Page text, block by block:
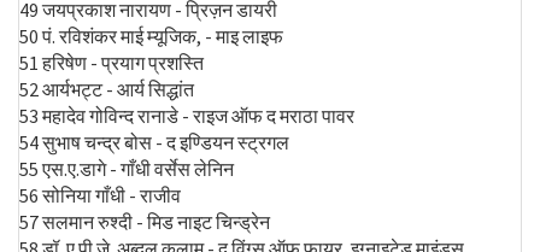
49 जयप्रकाश नारायण - प्रिज़न डायरी
50 पं. रविशंकर माई म्यूजिक, - माइ लाइफ
51 हरिषेण - प्रयाग प्रशस्ति
52 आर्यभट्ट - आर्य सिद्धांत
53 महादेव गोविन्द रानाडे - राइज ऑफ द मराठा पावर
54 सुभाष चन्द्र बोस - द इण्डियन स्ट्रगल
55 एस.ए.डागे - गाँधी वर्सेस लेनिन
56 सोनिया गाँधी - राजीव
57 सलमान रुश्दी - मिड नाइट चिन्ड्रेन